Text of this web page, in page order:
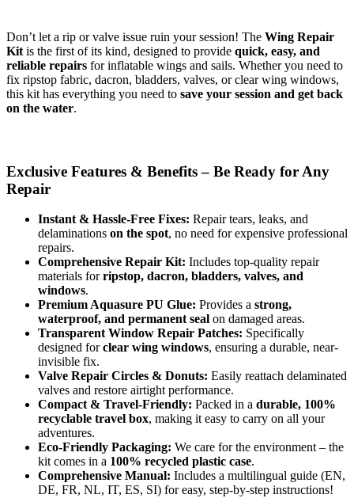
Don’t let a rip or valve issue ruin your session! The Wing Repair
Kit is the first of its kind, designed to provide quick, easy, and
reliable repairs for inflatable wings and sails. Whether you need to
fix ripstop fabric, dacron, bladders, valves, or clear wing windows,
this kit has everything you need to save your session and get back
on the water.
Exclusive Features & Benefits – Be Ready for Any
Repair
Instant & Hassle-Free Fixes: Repair tears, leaks, and
delaminations on the spot, no need for expensive professional
repairs.
Comprehensive Repair Kit: Includes top-quality repair
materials forripstop, dacron, bladders, valves, and
windows.
Premium Aquasure PU Glue: Provides a strong,
waterproof, and permanent seal on damaged areas.
Transparent Window Repair Patches: Specifically
designed forclear wing windows, ensuring a durable, near-
invisible fix.
Valve Repair Circles & Donuts: Easily reattach delaminated
valves and restore airtight performance.
Compact & Travel-Friendly: Packed in a durable, 100%
recyclable travel box, making it easy to carry on all your
adventures.
Eco-Friendly Packaging: We care for the environment – the
kit comes in a 100% recycled plastic case.
Comprehensive Manual: Includes a multilingual guide (EN,
DE, FR, NL, IT, ES, SI) for easy, step-by-step instructions!